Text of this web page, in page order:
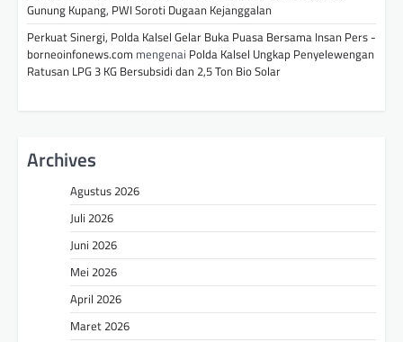
Gunung Kupang, PWI Soroti Dugaan Kejanggalan
Perkuat Sinergi, Polda Kalsel Gelar Buka Puasa Bersama Insan Pers -
borneoinfonews.com mengenai Polda Kalsel Ungkap Penyelewengan
Ratusan LPG 3 KG Bersubsidi dan 2,5 Ton Bio Solar
Archives
Agustus 2026
Juli 2026
Juni 2026
Mei 2026
April 2026
Maret 2026